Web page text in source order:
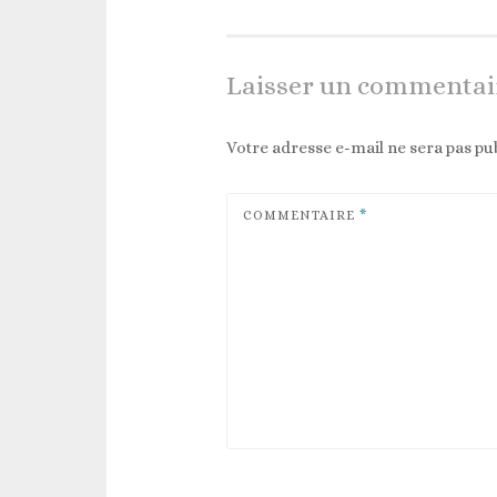
Laisser un
Votre adresse e-mail ne sera pas
COMMENTAIRE *